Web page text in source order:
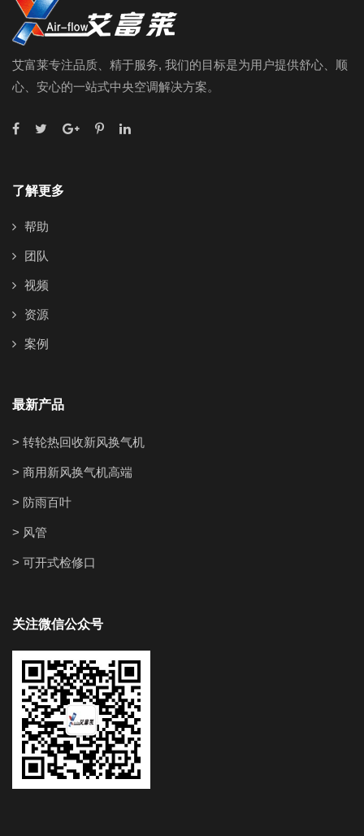
艾富莱专注品质、精于服务, 我们的目标是为用户提供舒心、顺
心、安心的一站式中央空调解决方案。
了解更多
帮助
团队
视频
资源
案例
最新产品
> 转轮热回收新风换气机
> 商用新风换气机高端
> 防雨百叶
> 风管
> 可开式检修口
关注微信公众号